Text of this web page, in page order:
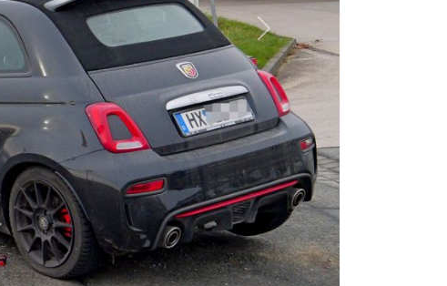
Next
Delbrück.
2025 25. November 2025